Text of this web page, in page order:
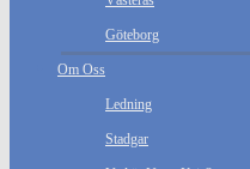
Göteborg
Om Oss
Ledning
Stadgar